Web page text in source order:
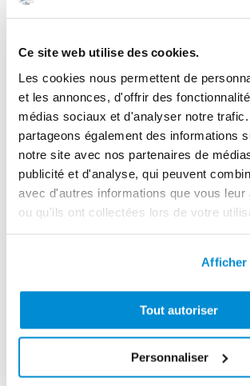
Ce site web utilise des cookies.
Les cookies nous permettent de
et les annonces, d'offrir des
médias sociaux et d'analyser notre
partageons également des informations
notre site avec nos partenaires de
publicité et d'analyse, qui peuvent
avec d'autres informations que vous leur
ou qu'ils ont collectées lors de votre
Afficher
Tout autoriser
Personnaliser
50 m HMT
Gamme tarifaire
Equipements d'atelier
Poids (kg)
16.5
2 ans
CES PRODUITS PEUVENT
INTERESSER